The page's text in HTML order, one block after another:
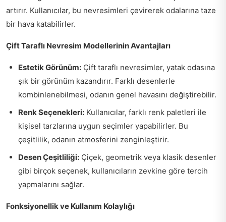
artırır. Kullanıcılar, bu nevresimleri çevirerek odalarına taze
bir hava katabilirler.
Çift Taraflı Nevresim Modellerinin Avantajları
Estetik Görünüm: Çift taraflı nevresimler, yatak odasına
şık bir görünüm kazandırır. Farklı desenlerle
kombinlenebilmesi, odanın genel havasını değiştirebilir.
Renk Seçenekleri: Kullanıcılar, farklı renk paletleri ile
kişisel tarzlarına uygun seçimler yapabilirler. Bu
çeşitlilik, odanın atmosferini zenginleştirir.
Desen Çeşitliliği: Çiçek, geometrik veya klasik desenler
gibi birçok seçenek, kullanıcıların zevkine göre tercih
yapmalarını sağlar.
Fonksiyonellik ve Kullanım Kolaylığı